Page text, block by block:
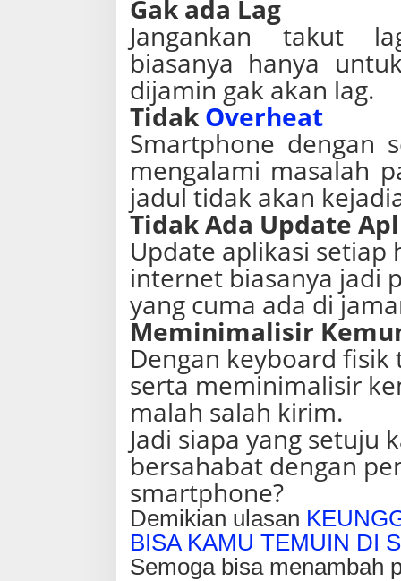
Gak ada Lag
Jangankan takut
biasanya hanya
dijamin gak akan lag.
Tidak Overheat
Smartphone dengan
mengalami masalah
jadul tidak akan
Tidak Ada Update
Update aplikasi setiap
internet biasanya jadi
yang cuma ada di
Meminimalisir
Dengan keyboard
serta meminimalisir
malah salah kirim.
Jadi siapa yang setuju
bersahabat dengan
smartphone?
Demikian ulasan
BISA KAMU TEMUIN DI
Semoga bisa menambah